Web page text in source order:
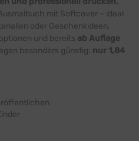
mit Softcover – ideal
oder Geschenkideen.
und bereits ab Auflage
besonders günstig: nur 1,84